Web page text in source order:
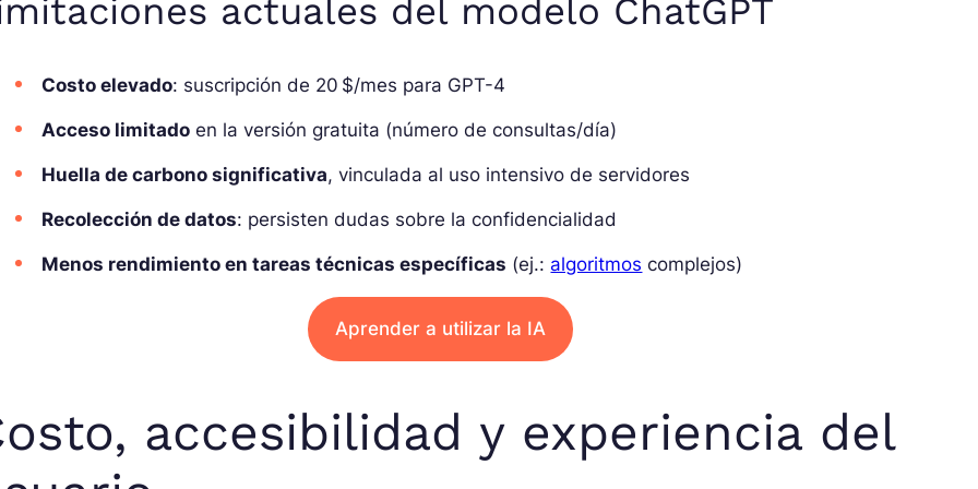
actuales del modelo ChatGPT
Costo elevado: suscripción de 20 $/mes para GPT-4
Acceso limitado en la versión gratuita (número de consultas/día)
Huella de carbono significativa, vinculada al uso intensivo de servidores
Recolección de datos: persisten dudas sobre la confidencialidad
Menos rendimiento en tareas técnicas específicas (ej.: algoritmos complejos)
Aprender a utilizar la IA
accesibilidad y experiencia del